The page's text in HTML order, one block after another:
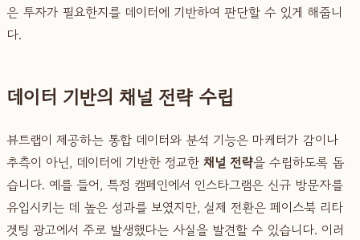
은 투자가 필요한지를 데이터에 기반하여 판단할 수 있게 해줍니
다.
데이터 기반의 채널 전략 수립
뷰트랩이 제공하는 통합 데이터와 분석 기능은 마케터가 감이나
추측이 아닌, 데이터에 기반한 정교한 채널 전략을 수립하도록 돕
습니다. 예를 들어, 특정 캠페인에서 인스타그램은 신규 방문자를
유입시키는 데 높은 성과를 보였지만, 실제 전환은 페이스북 리타
겟팅 광고에서 주로 발생했다는 사실을 발견할 수 있습니다. 이러